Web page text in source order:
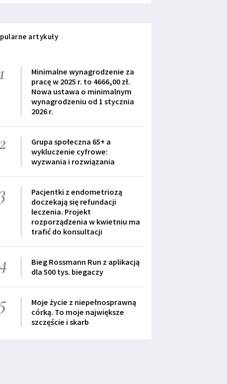
artykuły
Minimalne wynagrodzenie za
pracę w 2025 r. to 4666,00 zł.
Nowa ustawa o minimalnym
wynagrodzeniu od 1 stycznia
2026 r.
Grupa społeczna 65+ a
wykluczenie cyfrowe:
wyzwania i rozwiązania
Pacjentki z endometriozą
doczekają się refundacji
leczenia. Projekt
rozporządzenia w kwietniu ma
trafić do konsultacji
Bieg Rossmann Run z aplikacją
dla 500 tys. biegaczy
Moje życie z niepełnosprawną
córką. To moje największe
szczęście i skarb